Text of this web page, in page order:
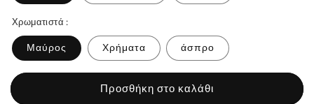
Χρωματιστά :
Μαύρος Χρήματα άσπρο
Προσθήκη στο καλάθι